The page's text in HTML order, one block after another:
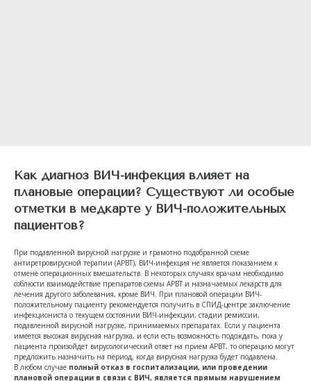
Как диагноз ВИЧ-инфекция влияет на
плановые операции? Существуют ли особые
отметки в медкарте у ВИЧ-положительных
пациентов?
При подавленной вирусной нагрузке и грамотно подобранной схеме
антиретровирусной терапии (АРВТ), ВИЧ-инфекция не является показанием к
отмене операционных вмешательств. В некоторых случаях врачам необходимо
соблюсти взаимодействие препаратов схемы АРВТ и назначаемых лекарств для
лечения другого заболевания, кроме ВИЧ. При плановой операции ВИЧ-
положительному пациенту рекомендуется получить в СПИД-центре заключение
инфекциониста о текущем состоянии ВИЧ-инфекции, стадии ремиссии,
подавленной вирусной нагрузке, принимаемых препаратах. Если у пациента
имеется высокая вирусная нагрузка, и если есть возможность подождать, пока у
пациента произойдет вирусологический ответ на прием АРВТ, то операцию могут
предложить назначить на период, когда вирусная нагрузка будет подавлена.
В любом случае полный отказ в госпитализации, или проведении
плановой операции в связи с ВИЧ, является прямым нарушением